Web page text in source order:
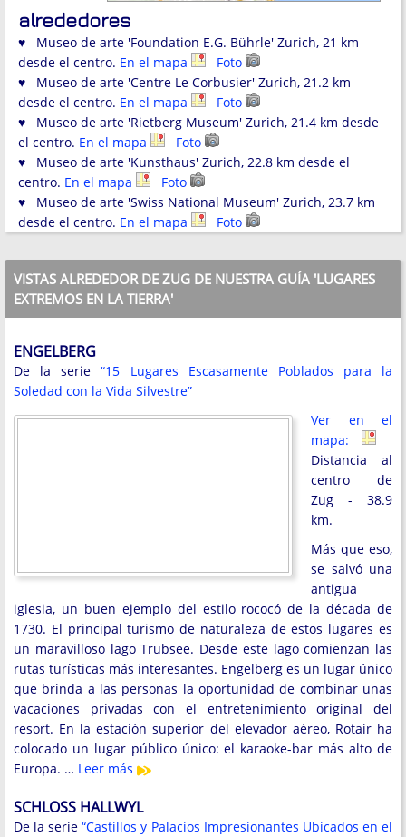
alrededores
♥ Museo de arte 'Foundation E.G. Bührle' Zurich, 21 km
desde el centro. En el mapa
Foto
♥ Museo de arte 'Centre Le Corbusier' Zurich, 21.2 km
desde el centro. En el mapa
Foto
♥ Museo de arte 'Rietberg Museum' Zurich, 21.4 km desde
el centro. En el mapa
Foto
♥ Museo de arte 'Kunsthaus' Zurich, 22.8 km desde el
centro. En el mapa
Foto
♥ Museo de arte 'Swiss National Museum' Zurich, 23.7 km
desde el centro. En el mapa Foto
VISTAS ALREDEDOR DE ZUG DE NUESTRA GUÍA 'LUGARES
EXTREMOS EN LA TIERRA'
ENGELBERG
De la serie“15 Lugares Escasamente Poblados para la
Soledad con la Vida Silvestre”
Ver en el
mapa:
Distancia al
centro de
Zug - 38.9
km.
Más que eso,
se salvó una
antigua
iglesia, un buen ejemplo del estilo rococó de la década de
1730. El principal turismo de naturaleza de estos lugares es
un maravilloso lago Trubsee. Desde este lago comienzan las
rutas turísticas más interesantes. Engelberg es un lugar único
que brinda a las personas la oportunidad de combinar unas
vacaciones privadas con el entretenimiento original del
resort. En la estación superior del elevador aéreo, Rotair ha
colocado un lugar público único: el karaoke-bar más alto de
Europa. … Leer más
SCHLOSS HALLWYL
De la serie“Castillos y Palacios Impresionantes Ubicados en el